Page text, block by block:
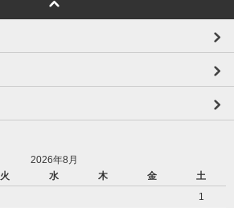
2026年8月
火 水 木 金
土
1